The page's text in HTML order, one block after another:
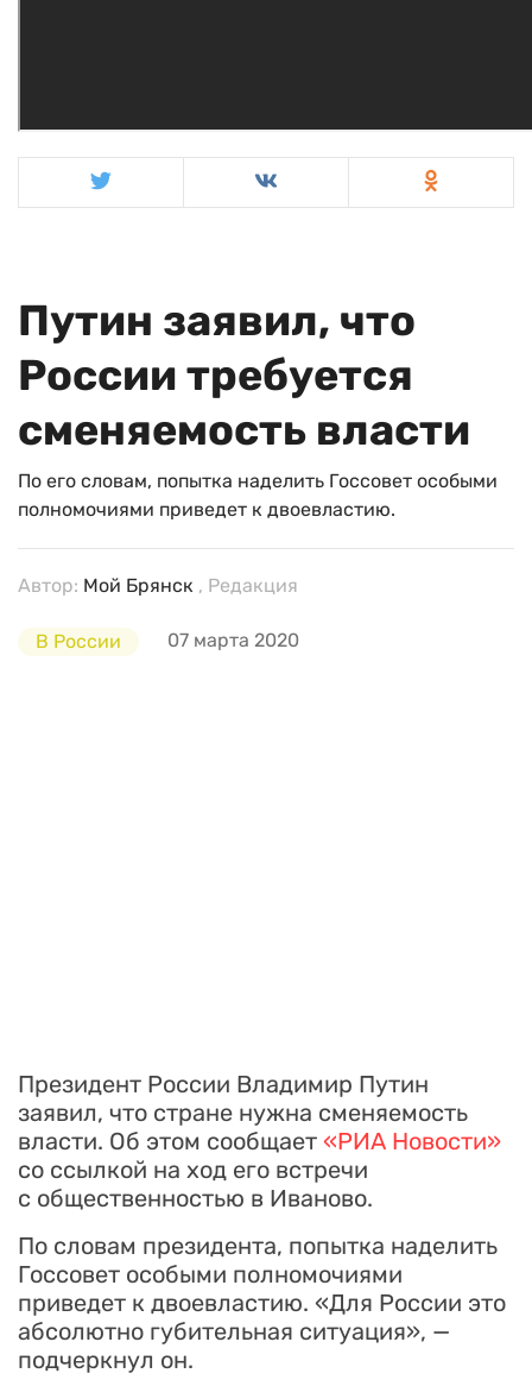
Путин заявил, что
России требуется
сменяемость власти
По его словам, попытка наделить Госсовет особыми
полномочиями приведет к двоевластию.
Автор: Мой Брянск , Редакция
В России 07 марта 2020
Президент России Владимир Путин
заявил, что стране нужна сменяемость
власти. Об этом сообщает «РИА Новости»
со ссылкой на ход его встречи
с общественностью в Иваново.
По словам президента, попытка наделить
Госсовет особыми полномочиями
приведет к двоевластию. «Для России это
абсолютно губительная ситуация», —
подчеркнул он.